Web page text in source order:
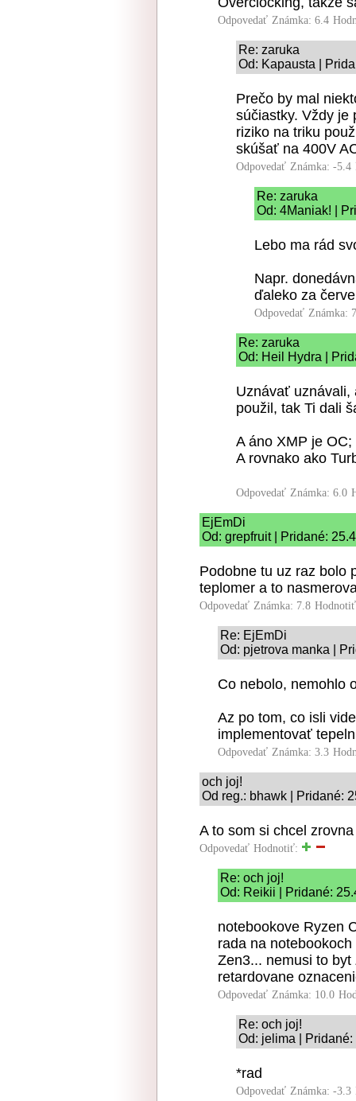
Odpovedať Známka: 6.4
Re: zaruka
Od: Kapausta |
Prečo by mal
súčiastky. Vždy je
riziko na triku
skúšať na 400V
Odpovedať Známka: -5.4
Re: zaruka
Od: 4Maniak! |
Lebo ma rád
Napr.
ďaleko za
Odpovedať Známka:
Re: zaruka
Od: Heil Hydra |
Uznávať uznávali,
použil, tak Ti dali
A áno XMP je
A rovnako ako
Odpovedať Známka: 6.0
EjEmDi
Od: grepfruit | Pridané:
Podobne tu uz raz bolo
teplomer a to
Odpovedať Známka: 7.8
Re: EjEmDi
Od: pjetrova manka |
Co nebolo, nemohlo
Az po tom, co isli
implementovať
Odpovedať Známka: 3.3
och joj!
Od reg.: bhawk | Pridané:
A to som si chcel
Odpovedať Hodnotiť:
Re: och joj!
Od: Reikii | Pridané:
notebookove Ryzen
rada na
Zen3... nemusi to
retardovane
Odpovedať Známka: 10.0
Re: och joj!
Od: jelima |
*rad
Odpovedať Známka: -3.3